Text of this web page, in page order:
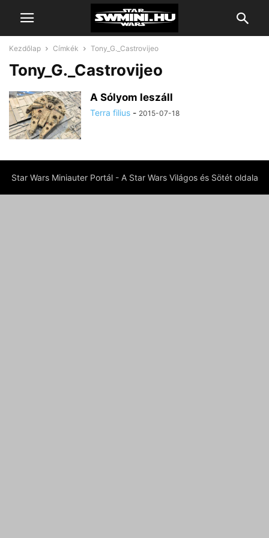
Kezdőlap Címkék Tony_G._Castrovijeo
Tony_G._Castrovijeo
A Sólyom leszáll
Terra filius - 2015-07-18
Star Wars Miniauter Portál - A Star Wars Világos és Sötét oldala